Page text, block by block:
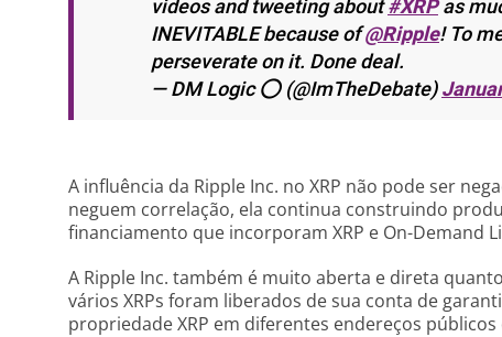
videos and tweeting about#XRPas
INEVITABLE because of@Ripple! To
perseverate on it. Done deal.
— DM Logic ⭕️ (@ImTheDebate)
A influência da Ripple Inc. no XRP não pode ser
neguem correlação, ela continua construindo
financiamento que incorporam XRP e On-Demand
A Ripple Inc. também é muito aberta e direta
vários XRPs foram liberados de sua conta de
propriedade XRP em diferentes endereços públicos